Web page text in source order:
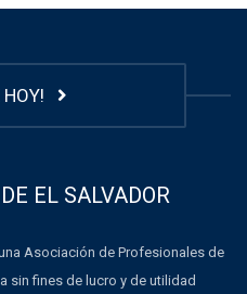
HOY!
EL SALVADOR
una Asociación de Profesionales de
sin fines de lucro y de utilidad